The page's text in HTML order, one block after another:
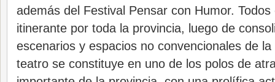
además del Festival Pensar con Humor.
itinerante por toda la provincia, luego de
escenarios y espacios no convencionales de
teatro se constituye en uno de los polos de